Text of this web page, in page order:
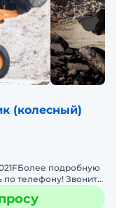
(колесный)
подробную
телефону! Звоните
шанс! Основные